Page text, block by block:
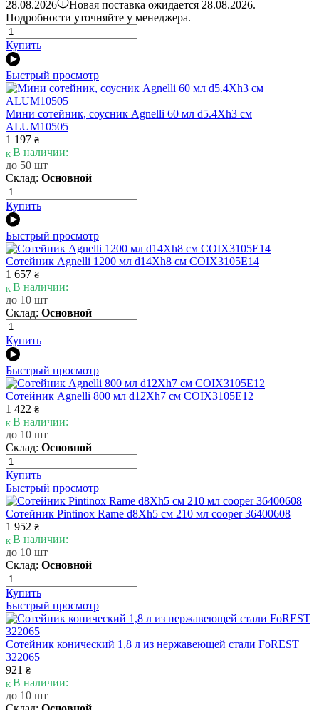
28.08.2026 i Новая поставка ожидается 28.08.2026.
Подробности уточняйте у менеджера.
Купить
Быстрый просмотр
Мини сотейник, соусник Agnelli 60 мл d5.4Xh3 см
ALUM10505
1 197 ₴
В наличии:
до 50 шт
Склад: Основной
Купить
Быстрый просмотр
Сотейник Agnelli 1200 мл d14Xh8 см COIX3105E14
1 657 ₴
В наличии:
до 10 шт
Склад: Основной
Купить
Быстрый просмотр
Сотейник Agnelli 800 мл d12Xh7 см COIX3105E12
1 422 ₴
В наличии:
до 10 шт
Склад: Основной
Купить
Быстрый просмотр
Сотейник Pintinox Rame d8Xh5 см 210 мл cooper 36400608
1 952 ₴
В наличии:
до 10 шт
Склад: Основной
Купить
Быстрый просмотр
Сотейник конический 1,8 л из нержавеющей стали FoREST
322065
921 ₴
В наличии:
до 10 шт